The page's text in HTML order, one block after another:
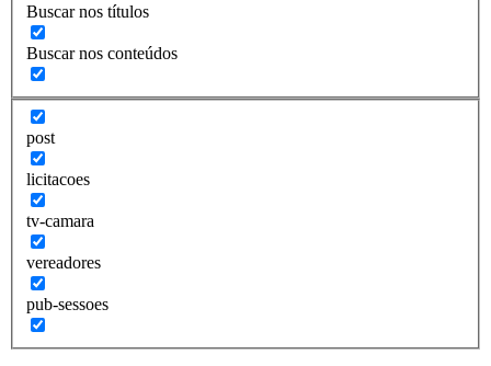
Buscar nos títulos
Buscar nos conteúdos
post
licitacoes
tv-camara
vereadores
pub-sessoes